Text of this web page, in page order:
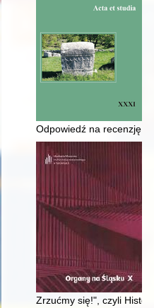
Odpowiedź na recenzję
Zrzućmy się!", czyli